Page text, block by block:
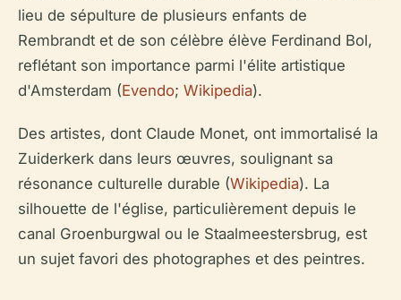
lieu de sépulture de plusieurs enfants de
Rembrandt et de son célèbre élève Ferdinand Bol,
reflétant son importance parmi l'élite artistique
d'Amsterdam (Evendo; Wikipedia).
Des artistes, dont Claude Monet, ont immortalisé la
Zuiderkerk dans leurs œuvres, soulignant sa
résonance culturelle durable (Wikipedia). La
silhouette de l'église, particulièrement depuis le
canal Groenburgwal ou le Staalmeestersbrug, est
un sujet favori des photographes et des peintres.